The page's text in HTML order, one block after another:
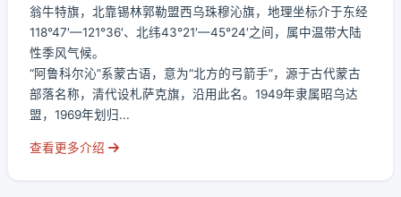
翁牛特旗，北靠锡林郭勒盟西乌珠穆沁旗，地理坐标介于东经
118°47′—121°36′、北纬43°21′—45°24′之间，属中温带大陆
性季风气候。
“阿鲁科尔沁”系蒙古语，意为“北方的弓箭手”，源于古代蒙古
部落名称，清代设札萨克旗，沿用此名。1949年隶属昭乌达
盟，1969年划归...
查看更多介绍